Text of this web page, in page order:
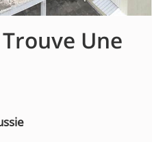
Une